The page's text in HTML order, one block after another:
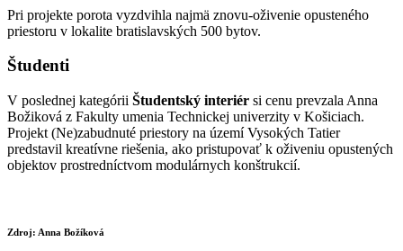
Pri projekte porota vyzdvihla najmä znovu-oživenie opusteného
priestoru v lokalite bratislavských 500 bytov.
Študenti
V poslednej kategórii Študentský interiér si cenu prevzala Anna
Božiková z Fakulty umenia Technickej univerzity v Košiciach.
Projekt (Ne)zabudnuté priestory na území Vysokých Tatier
predstavil kreatívne riešenia, ako pristupovať k oživeniu opustených
objektov prostredníctvom modulárnych konštrukcií.
Zdroj: Anna Božíková